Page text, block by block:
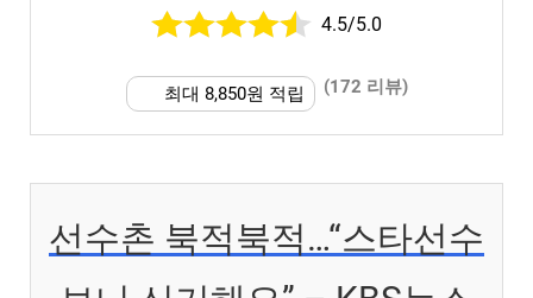
4.5/5.0
최대 8,850원 적립 (172 리뷰)
선수촌 북적북적…“스타선수